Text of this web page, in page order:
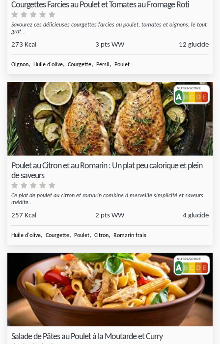
Courgettes Farcies au Poulet et Tomates au Fromage Roti
Savourez ces délicieuses courgettes farcies au poulet, tomates et oignons, le tout
grat...
273 Kcal 3 pts WW 12 glucide
Oignon, Huile d'olive, Courgette, Persil , Poulet
Poulet au Citron et au Romarin : Un plat peu calorique et plein
de saveurs
Ce plat de poulet au citron et romarin combine à merveille simplicité et saveurs
médite...
257 Kcal 2 pts WW 4 glucide
Huile d'olive, Courgette, Poulet, Citron, Romarin frais
Salade de Pâtes au Poulet à la Moutarde et Curry